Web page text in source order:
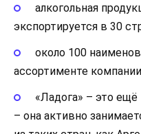
алкогольная
экспортируется в 30
около 100
ассортименте
«Ладога» – это
– она активно